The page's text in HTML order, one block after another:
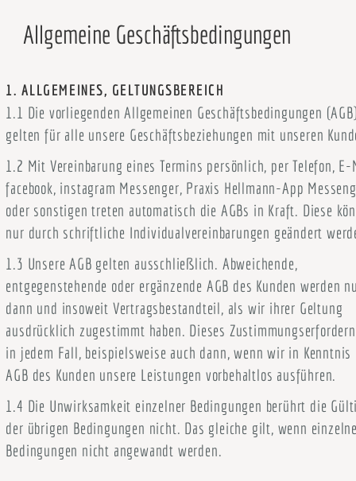
Allgemeine Geschäftsbedingungen
1. ALLGEMEINES, GELTUNGSBEREICH
1.1 Die vorliegenden Allgemeinen Geschäftsbedingungen
gelten für alle unsere Geschäftsbeziehungen mit unseren
1.2 Mit Vereinbarung eines Termins persönlich, per Telefon,
facebook, instagram Messenger, Praxis Hellmann-App
oder sonstigen treten automatisch die AGBs in Kraft. Diese
nur durch schriftliche Individualvereinbarungen geändert
1.3 Unsere AGB gelten ausschließlich. Abweichende,
entgegenstehende oder ergänzende AGB des Kunden werden
dann und insoweit Vertragsbestandteil, als wir ihrer Geltung
ausdrücklich zugestimmt haben. Dieses
in jedem Fall, beispielsweise auch dann, wenn wir in Kenntnis
AGB des Kunden unsere Leistungen vorbehaltlos ausführen.
1.4 Die Unwirksamkeit einzelner Bedingungen berührt die
der übrigen Bedingungen nicht. Das gleiche gilt, wenn
Bedingungen nicht angewandt werden.